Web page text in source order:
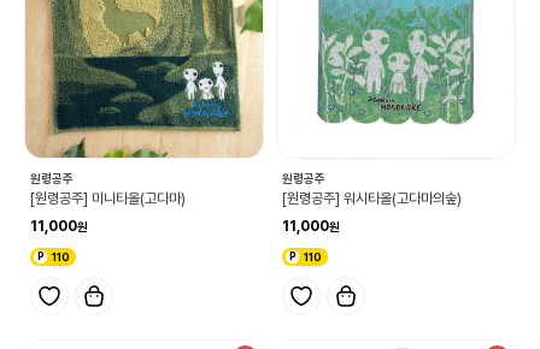
원령공주
[원령공주] 미니타올(고다마)
11,000
110
원령공주
[원령공주] 워시타올(고다마의숲)
11,000
110